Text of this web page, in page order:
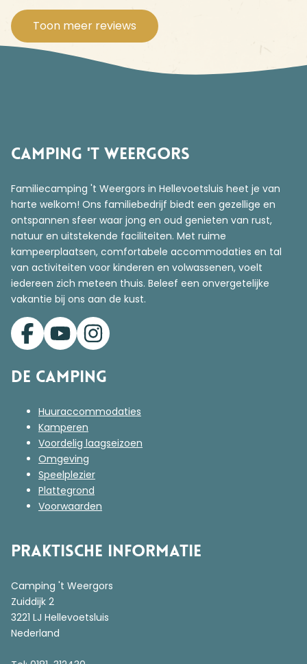
Toon meer reviews
Camping 't Weergors
Familiecamping 't Weergors in Hellevoetsluis heet je van
harte welkom! Ons familiebedrijf biedt een gezellige en
ontspannen sfeer waar jong en oud genieten van rust,
natuur en uitstekende faciliteiten. Met ruime
kampeerplaatsen, comfortabele accommodaties en tal
van activiteiten voor kinderen en volwassenen, voelt
iedereen zich meteen thuis. Beleef een onvergetelijke
vakantie bij ons aan de kust.
De Camping
Huuraccommodaties
Kamperen
Voordelig laagseizoen
Omgeving
Speelplezier
Plattegrond
Voorwaarden
Praktische informatie
Camping 't Weergors
Zuiddijk 2
3221 LJ Hellevoetsluis
Nederland